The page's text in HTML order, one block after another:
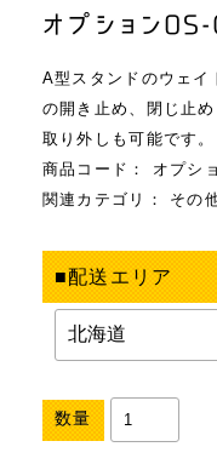
オプション
A型スタンドのウェイ
の開き止め、閉じ止
取り外しも可能です。
商品コード：
オプシ
関連カテゴリ：
その
■配送エリア
数量